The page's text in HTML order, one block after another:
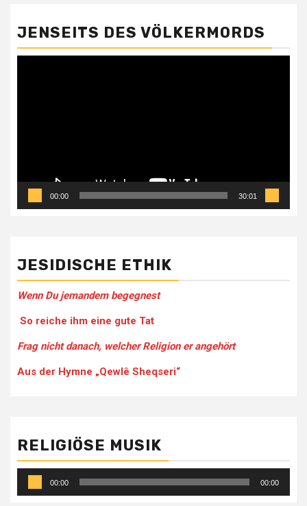
JENSEITS DES VÖLKERMORDS
00:00 30:01
JESIDISCHE ETHIK
Wenn Du jemandem be­gegnest
So reiche ihm eine gute Tat
Frag nicht danach, welcher Religion er angehört
Aus der Hymne „Qewlê Sheqseri“
RELIGIÖSE MUSIK
Audio-
Player
00:00 00:00